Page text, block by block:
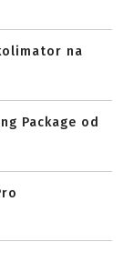
na
Package od